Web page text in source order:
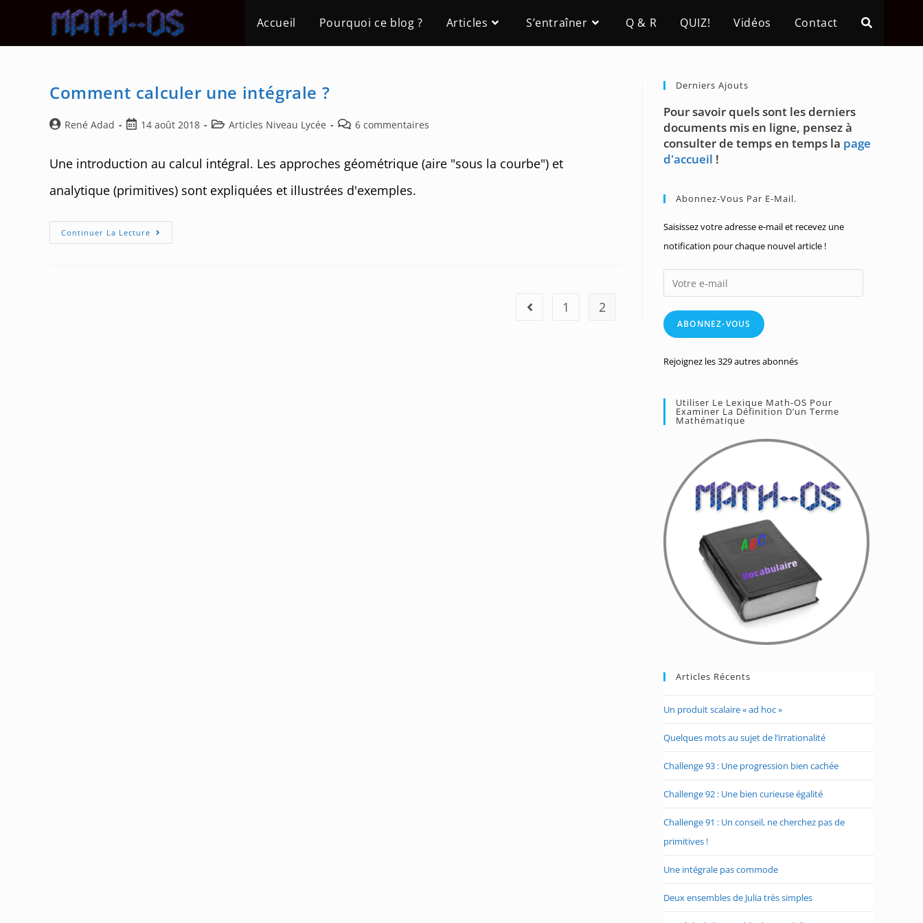
content
Accueil Pourquoi ce blog ? Articles S’entraîner Q & R QUIZ! Vidéos Contact
Comment calculer une intégrale ?
Auteur/autrice
publication :
René Adad
Post14 août 2018
PostArticles Niveau Lycée
Post6 commentaires
Une introduction au calcul intégral. Les approches géométrique (aire "sous la courbe") et
analytique (primitives) sont expliquées et illustrées d'exemples.
Continuer La Lecture Comment
Calculer
Go to the previous page
1 2
Derniers Ajouts
Pour savoir quels sont les derniers
documents mis en ligne, pensez à
consulter de temps en temps la page
d'accueil !
Abonnez-Vous Par E-Mail.
Saisissez votre adresse e-mail et recevez une
notification pour chaque nouvel article !
Votre
e-
mailABONNEZ-VOUS
Rejoignez les 329 autres abonnés
Utiliser Le Lexique Math-OS Pour
Examiner La Définition D’un Terme
Mathématique
Articles Récents
Un produit scalaire « ad hoc »
Quelques mots au sujet de l’irrationalité
Challenge 93 : Une progression bien cachée
Challenge 92 : Une bien curieuse égalité
Challenge 91 : Un conseil, ne cherchez pas de
primitives !
Une intégrale pas commode
Deux ensembles de Julia très simples